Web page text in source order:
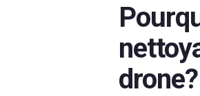
drone?